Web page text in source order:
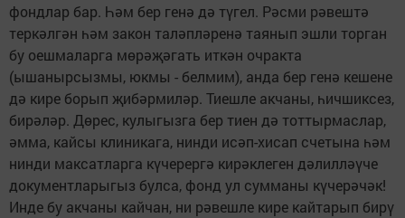
фондлар бар. Һәм бер генә дә түгел. Рәсми рәвештә
теркәлгән һәм закон таләпләренә таянып эшли торган
бу оешмаларга мөрәҗәгать иткән очракта
(ышанырсызмы, юкмы - белмим), анда бер генә кешене
дә кире борып җибәрмиләр. Тиешле акчаны, һичшиксез,
бирәләр. Дөрес, кулыгызга бер тиен дә тоттырмаслар,
әмма, кайсы клиникага, нинди исәп-хисап счетына һәм
нинди максатларга күчерергә кирәклеген дәлилләүче
документларыгыз булса, фонд ул сумманы күчерәчәк!
Инде бу акчаны кайчан, ни рәвешле кире кайтарып бирү